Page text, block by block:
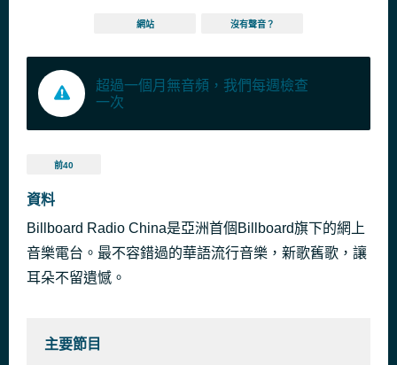
網站 沒有聲音？
超過一個月無音頻，我們每週檢查
一次
前40
資料
Billboard Radio China是亞洲首個Billboard旗下的網上
音樂電台。最不容錯過的華語流行音樂，新歌舊歌，讓
耳朵不留遺憾。
主要節目